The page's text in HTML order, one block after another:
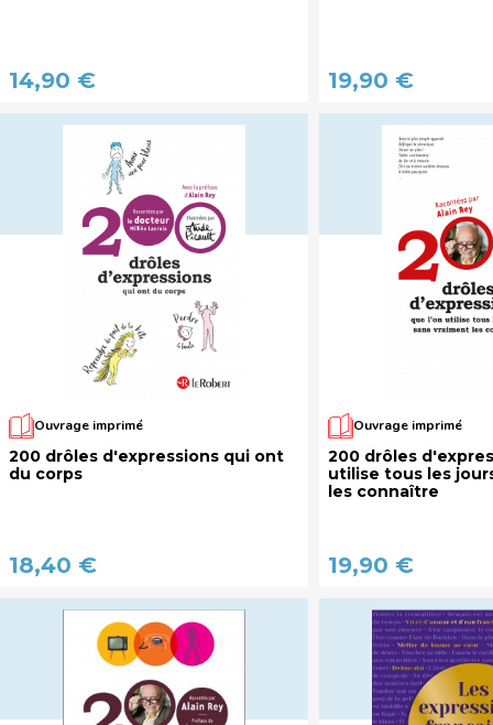
14,90 € 19,90 €
Ouvrage imprimé
200 drôles d'expressions qui ont
du corps
18,40 €
Ouvrage imprimé
200 drôles
utilise tous les
les connaître
19,90 €